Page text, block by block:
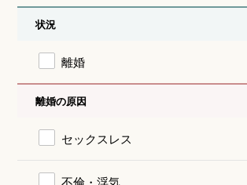
状況
離婚
離婚の原因
セックスレス
不倫・浮気